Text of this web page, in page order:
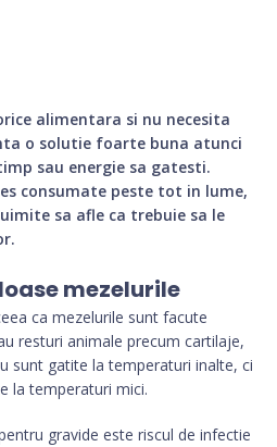
alimentara si nu necesita
o solutie foarte buna atunci
sau energie sa gatesti.
consumate peste tot in lume,
sa afle ca trebuie sa le
mezelurile
ca mezelurile sunt facute
resturi animale precum cartilaje,
sunt gatite la temperaturi inalte, ci
la temperaturi mici.
gravide este riscul de infectie